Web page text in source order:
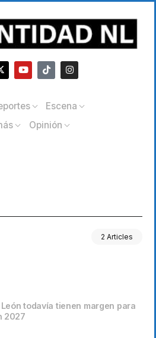
Escena
Opinión
2 Articles
todavía tienen margen para
2027